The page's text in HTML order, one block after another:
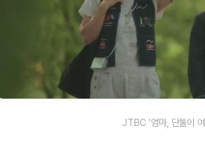
JTBC '엄마, 단둘이